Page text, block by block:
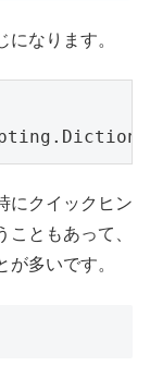
なります。
にクイックヒン
こともあって、
多いです。